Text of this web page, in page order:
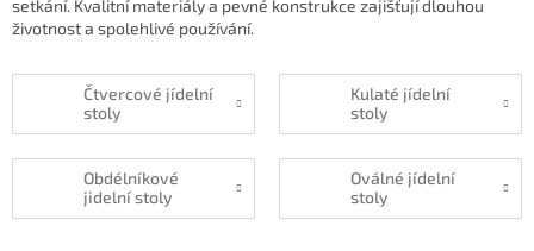
setkání. Kvalitní materiály a pevné konstrukce zajišťují dlouhou
životnost a spolehlivé používání.
Čtvercové jídelní
stoly
Kulaté jídelní
stoly
Obdélníkové
jidelní stoly
Oválné jídelní
stoly